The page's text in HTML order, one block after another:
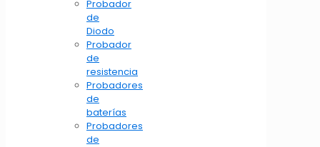
Probador
de
Diodo
Probador
de
resistencia
Probadores
de
baterías
Probadores
de